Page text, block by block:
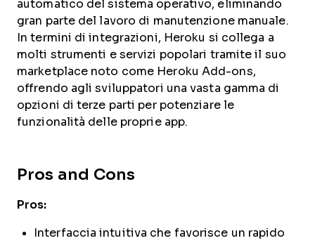
automatico del sistema operativo, eliminando
gran parte del lavoro di manutenzione manuale.
In termini di integrazioni, Heroku si collega a
molti strumenti e servizi popolari tramite il suo
marketplace noto come Heroku Add-ons,
offrendo agli sviluppatori una vasta gamma di
opzioni di terze parti per potenziare le
funzionalità delle proprie app.
Pros and Cons
Pros:
Interfaccia intuitiva che favorisce un rapido